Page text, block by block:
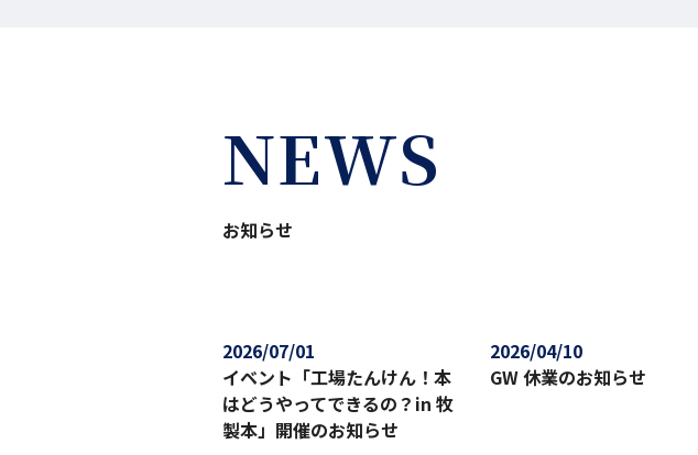
NEWS
お知らせ
2026/07/01
イベント「工場たんけん！本
はどうやってできるの？in 牧
製本」開催のお知らせ
2026/04/10
GW 休業のお知らせ